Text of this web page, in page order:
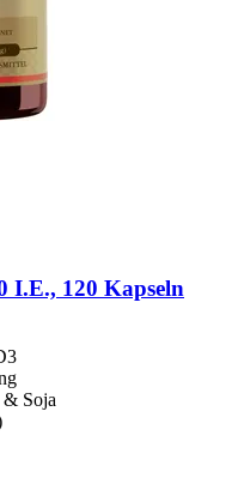
I.E., 120 Kapseln
Soja